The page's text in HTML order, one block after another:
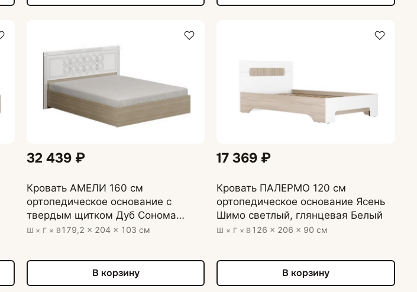
32 439 ₽
Кровать АМЕЛИ 160 см
ортопедическое основание с
твердым щитком Дуб Сонома
светлый, МДФ - глянцевая Белый
Ш × Г × В179,2 × 204 × 103 см
В корзину
17 369 ₽
Кровать ПАЛЕРМО 120 см
ортопедическое основание Ясень
Шимо светлый, глянцевая Белый
Ш × Г × В 126 × 206 × 90 см
В корзину